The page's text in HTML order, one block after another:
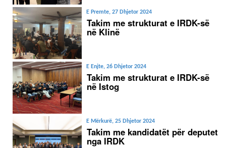
E Premte, 27 Dhjetor 2024
Takim me strukturat e IRDK-së
në Klinë
E Enjte, 26 Dhjetor 2024
Takim me strukturat e IRDK-së
në Istog
E Mërkurë, 25 Dhjetor 2024
Takim me kandidatët për deputet
nga IRDK